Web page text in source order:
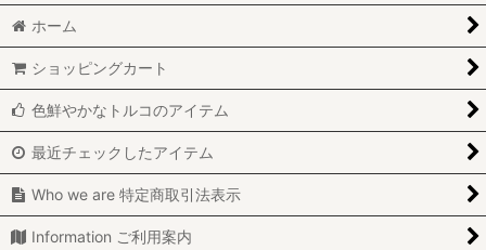
ホーム
ショッピングカート
色鮮やかなトルコのアイテム
最近チェックしたアイテム
Who we are 特定商取引法表示
Information ご利用案内